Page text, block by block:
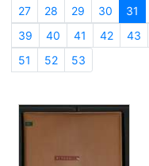
27
28 29 30 31
39
40 41 42 43
51
52 53